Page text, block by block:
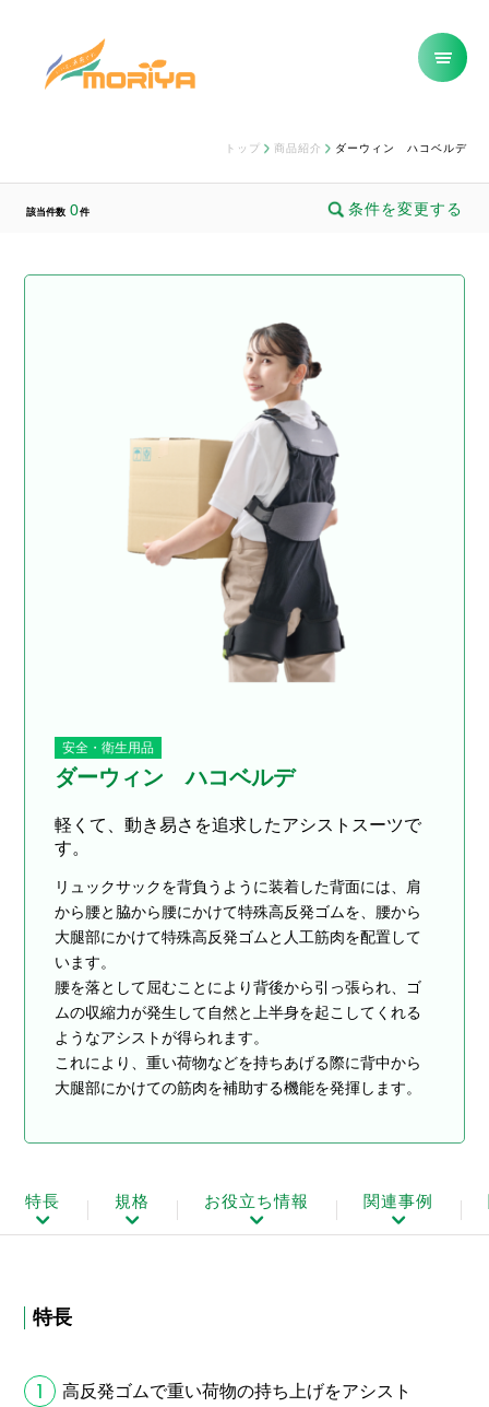
トップ 商品紹介 ダーウィン ハコベルデ
該当件数 0件 条件を変更する
安全・衛生用品
ダーウィン ハコベルデ
軽くて、動き易さを追求したアシストスーツで
す。
リュックサックを背負うように装着した背面には、肩
から腰と脇から腰にかけて特殊高反発ゴムを、腰から
大腿部にかけて特殊高反発ゴムと人工筋肉を配置して
います。
腰を落として屈むことにより背後から引っ張られ、ゴ
ムの収縮力が発生して自然と上半身を起こしてくれる
ようなアシストが得られます。
これにより、重い荷物などを持ちあげる際に背中から
大腿部にかけての筋肉を補助する機能を発揮します。
特長 規格 お役立ち情報 関連事例
特長
1 高反発ゴムで重い荷物の持ち上げをアシスト